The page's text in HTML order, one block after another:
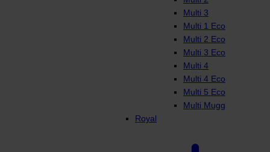
Multi 3
Multi 1 Eco
Multi 2 Eco
Multi 3 Eco
Multi 4
Multi 4 Eco
Multi 5 Eco
Multi Mugg
Royal